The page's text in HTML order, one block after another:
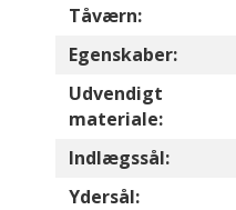
Tåværn:
Egenskaber:
Udvendigt
materiale:
Indlægssål:
Ydersål: